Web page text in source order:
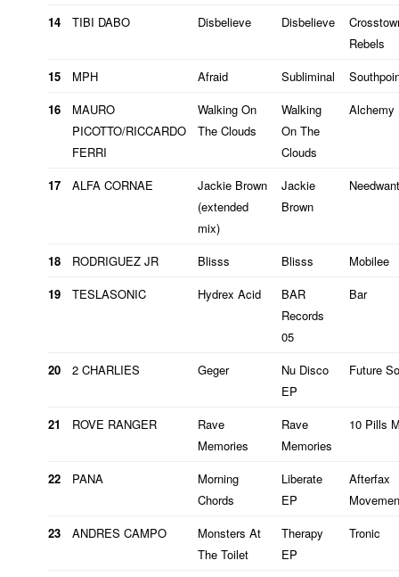
14 TIBI DABO Disbelieve Disbelieve
Rebels
15
MPH Afraid Subliminal
16
MAURO
PICOTTO/RICCARDO
FERRI
Walking On
The Clouds
Walking
On The
Clouds
Alchemy
17 ALFA CORNAE
Jackie Brown
(extended
mix)
Jackie
Brown
18 RODRIGUEZ JR Blisss Blisss
Mobilee
19
TESLASONIC Hydrex Acid
BAR
Records
05
Bar
20 2 CHARLIES Geger
Nu Disco
EP
Future
21 ROVE RANGER
Rave
Memories
Rave
Memories
10 Pills
22 PANA
Morning
Chords
Liberate
EP
Afterfax
23
ANDRES CAMPO
Monsters At
The Toilet
Therapy
EP
Tronic